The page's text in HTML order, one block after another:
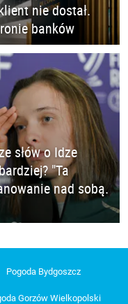
nie dostał.
banków
słów o Idze
"Ta
nad sobą.
Pogoda Bydgoszcz
Gorzów Wielkopolski